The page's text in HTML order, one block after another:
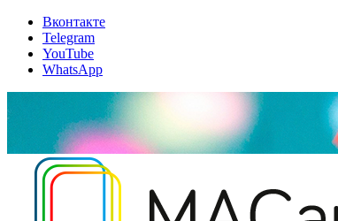
Вконтакте
Telegram
YouTube
WhatsApp